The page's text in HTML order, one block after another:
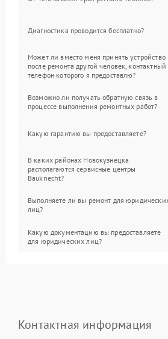
Диагностика проводится бесплатно?
Может ли вместо меня принять устройство
после ремонта другой человек, контактный
телефон которого я предоставлю?
Возможно ли получать обратную связь в
процессе выполнения ремонтных работ?
Какую гарантию вы предоставляете?
В каких районах Новокузнецка
располагаются сервисные центры
Bauknecht?
Выполняете ли вы ремонт для
лиц?
Какую документацию вы предоставляете
для юридических лиц?
Контактная информация